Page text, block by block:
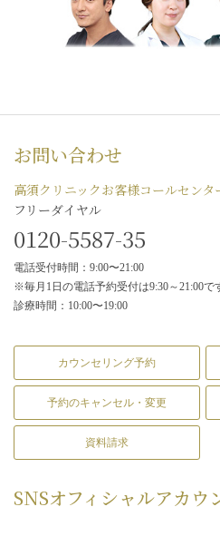
お問い合わせ
高須クリニックお客様コールセンタ
フリーダイヤル
0120-5587-35
電話受付時間：9:00〜21:00
※毎月1日の電話予約受付は9:30～21:00で
診療時間：10:00〜19:00
カウンセリング予約
予約のキャンセル・変更
資料請求
SNSオフィシャルアカウ